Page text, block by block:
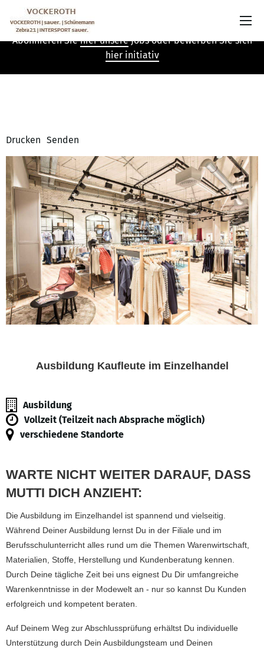
Nicht der passende Job dabei?
Abonnieren Siehier unsereJobs oder bewerben Sie sich
hier initiativ
Drucken Senden
Ausbildung Kaufleute im Einzelhandel
Ausbildung
Vollzeit (Teilzeit nach Absprache möglich)
verschiedene Standorte
WARTE NICHT WEITER DARAUF, DASS
MUTTI DICH ANZIEHT:
Die Ausbildung im Einzelhandel ist spannend und vielseitig.
Während Deiner Ausbildung lernst Du in der Filiale und im
Berufsschulunterricht alles rund um die Themen Warenwirtschaft,
Materialien, Stoffe, Herstellung und Kundenberatung kennen.
Durch Deine tägliche Zeit bei uns eignest Du Dir umfangreiche
Warenkenntnisse in der Modewelt an - nur so kannst Du Kunden
erfolgreich und kompetent beraten.
Auf Deinem Weg zur Abschlussprüfung erhältst Du individuelle
Unterstützung durch Dein Ausbildungsteam und Deinen